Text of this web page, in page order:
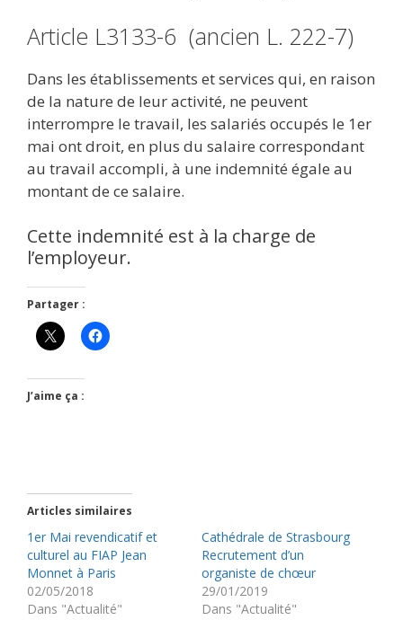
Article L3133-6 (ancien L. 222-7)
Dans les établissements et services qui, en raison
de la nature de leur activité, ne peuvent
interrompre le travail, les salariés occupés le 1er
mai ont droit, en plus du salaire correspondant
au travail accompli, à une indemnité égale au
montant de ce salaire.
Cette indemnité est à la charge de
l’employeur.
Partager :
J’aime ça :
Articles similaires
1er Mai revendicatif et
culturel au FIAP Jean
Monnet à Paris
02/05/2018
Dans "Actualité"
Cathédrale de Strasbourg
Recrutement d’un
organiste de chœur
29/01/2019
Dans "Actualité"